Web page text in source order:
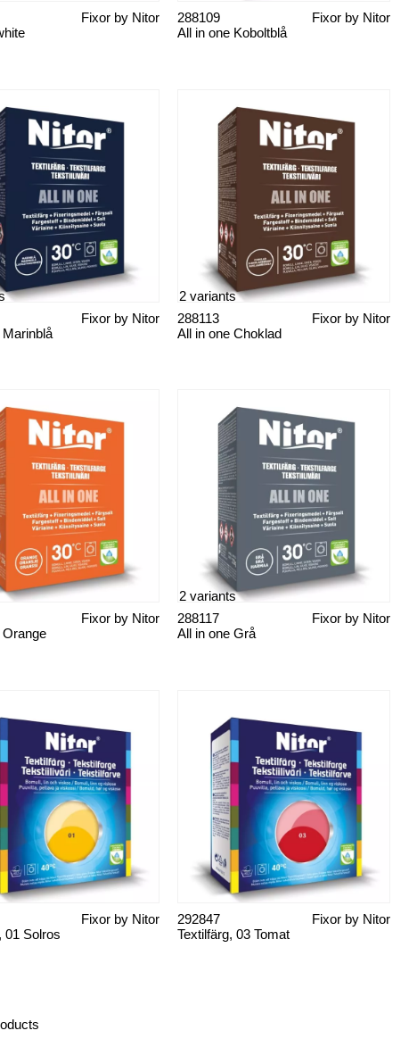
Fixor by Nitor
All in one Koboltblå
Fixor by Nitor
288109
Fixor by Nitor
All in one Choklad
Fixor by Nitor
288113
2 variants
Orange
Fixor by Nitor
All in one Grå
Fixor by Nitor
288117
2 variants
01 Solros
Fixor by Nitor
Textilfärg, 03 Tomat
Fixor by Nitor
292847